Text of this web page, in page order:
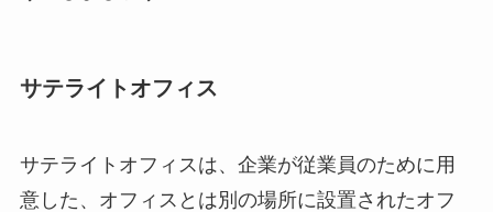
サテライトオフィス
サテライトオフィスは、企業が従業員のために用
意した、オフィスとは別の場所に設置されたオフ